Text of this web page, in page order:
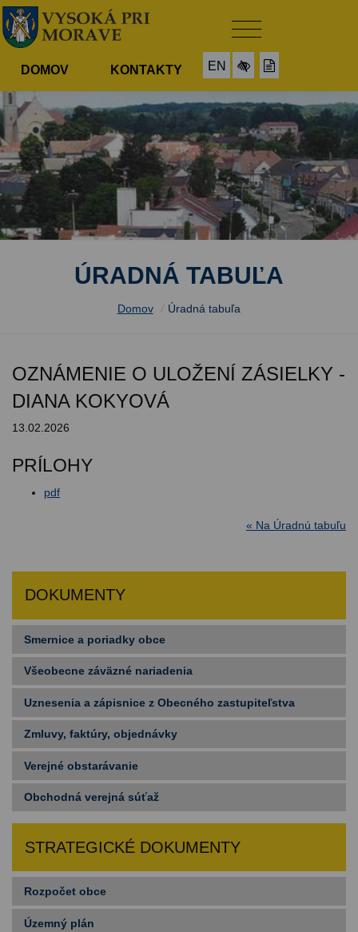
DOMOV KONTAKTY EN
ÚRADNÁ TABUĽA
Domov / Úradná tabuľa
OZNÁMENIE O ULOŽENÍ ZÁSIELKY -
DIANA KOKYOVÁ
13.02.2026
PRÍLOHY
pdf
« Na Úradnú tabuľu
DOKUMENTY
Smernice a poriadky obce
Všeobecne záväzné nariadenia
Uznesenia a zápisnice z Obecného zastupiteľstva
Zmluvy, faktúry, objednávky
Verejné obstarávanie
Obchodná verejná súťaž
STRATEGICKÉ DOKUMENTY
Rozpočet obce
Územný plán